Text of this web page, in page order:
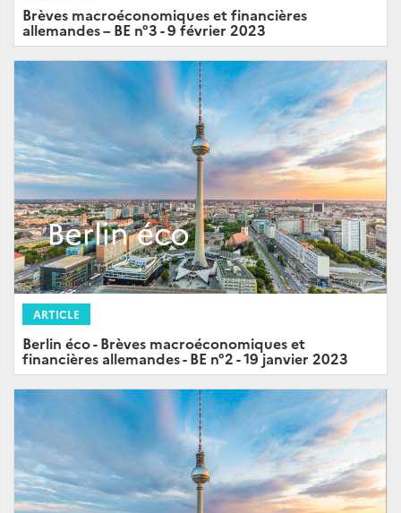
Brèves macroéconomiques et financières
allemandes – BE n°3 - 9 février 2023
ARTICLE
Berlin éco - Brèves macroéconomiques et
financières allemandes - BE n°2 - 19 janvier 2023